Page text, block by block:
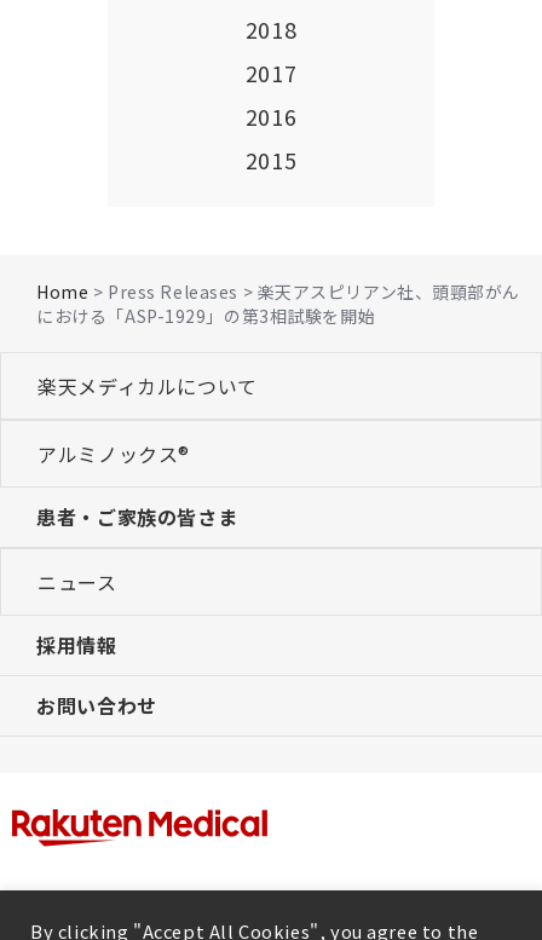
2018
2017
2016
2015
Home > Press Releases > 楽天アスピリアン社、頭頸部がん
における「ASP-1929」の第3相試験を開始
楽天メディカルについて
アルミノックス®
患者・ご家族の皆さま
ニュース
採用情報
お問い合わせ
By clicking "Accept All Cookies", you agree to the